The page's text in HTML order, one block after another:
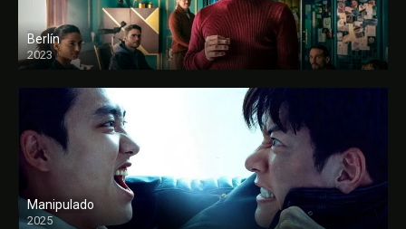
Berlín
2023
Manipulado
2025